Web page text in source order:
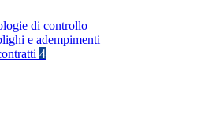
di controllo
e adempimenti
4